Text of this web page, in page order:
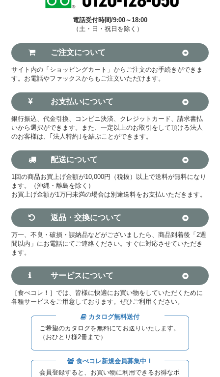
電話受付時間/9:00～18:00
（土・日・祝日を除く）
ご注文について
サイト内の「ショッピングカート」からご注文のお手続きができま
す。お電話やファックスからもご注文いただけます。
お支払いについて
銀行振込、代金引換、コンビニ決済、クレジットカード、請求書払
いから選択ができます。また、一定以上のお取引をして頂ける法人
のお客様は、｢法人特約｣を結ぶことができます。
配送について
1回の商品お買上げ金額が10,000円（税抜）以上で送料が無料になり
ます。（沖縄・離島を除く）
お買上げ金額が1万円未満の場合は別途送料をお支払いただきます。
返品・交換について
万一、不良・破損・誤納品などがございましたら、商品到着後「2週
間以内」にお電話にてご連絡ください。すぐに対応させていただき
ます。
サービスについて
［食べコレ！］では、皆様に快適にお買い物をしていただくために
各種サービスをご用意しております。ぜひご利用ください。
カタログ無料送付
ご希望のカタログを無料にてお送りいたします。
（おひとり様2冊まで）
食べコレ新規会員募集中！
会員登録すると、お買い物に利用できるお得なポ